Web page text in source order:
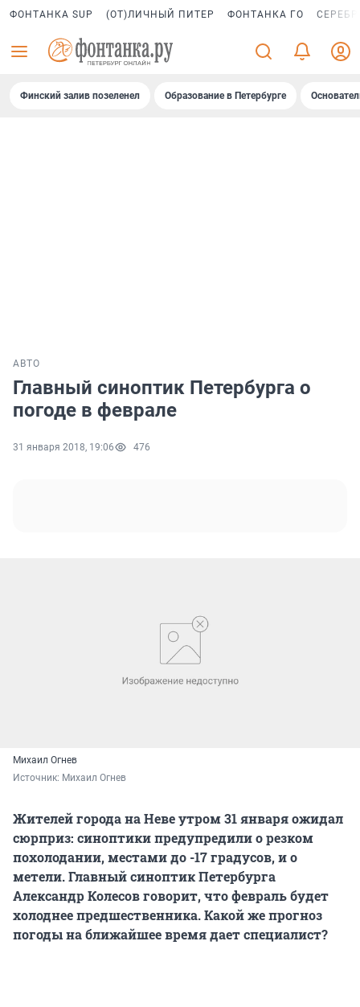
ФОНТАНКА SUP (ОТ)ЛИЧНЫЙ ПИТЕР ФОНТАНКА ГО
Финский залив позеленел Образование в Петербурге
АВТО
Главный синоптик Петербурга о
погоде в феврале
31 января 2018, 19:06 476
Михаил Огнев
Источник: Михаил Огнев
Жителей города на Неве утром 31 января ожидал
сюрприз: синоптики предупредили о резком
похолодании, местами до -17 градусов, и о
метели. Главный синоптик Петербурга
Александр Колесов говорит, что февраль будет
холоднее предшественника. Какой же прогноз
погоды на ближайшее время дает специалист?